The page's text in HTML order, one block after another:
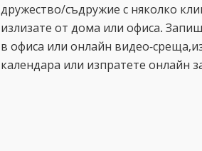
дружество/съдружие с няколко
излизате от дома или офиса.
в офиса или онлайн видео-
календара или изпратете онлайн